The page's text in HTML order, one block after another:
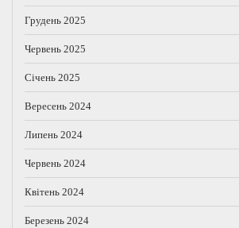
Грудень 2025
Червень 2025
Січень 2025
Вересень 2024
Липень 2024
Червень 2024
Квітень 2024
Березень 2024